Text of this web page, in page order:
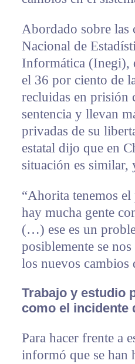
Abordado sobre las
Nacional de
Informática (Inegi),
el 36 por ciento de
recluidas en prisión
sentencia y llevan
privadas de su
estatal dijo que en
situación es similar,
“Ahorita tenemos
hay mucha gente
(…) ese es un
posiblemente se
los nuevos cambios
⁠Trabajo y estudio
como el incidente
Para hacer frente a
informó que se han